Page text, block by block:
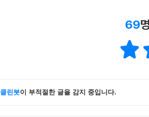
69
클린봇이 부적절한 글을 감지 중입니다.